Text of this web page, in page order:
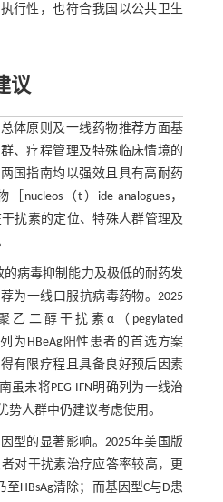
行性，也符合我国以公共卫生
议
体原则及一线药物推荐方面基
、疗程管理及特殊临床情境的
国指南均以强效且具有高耐药
nucleos（t）ide analogues，
扰素的定位、特殊人群管理及
的病毒抑制能力及极低的耐药发
为一线口服抗病毒药物。2025
二醇干扰素α（pegylated
列为HBeAg阳性患者的首选方案
有限疗程且具备良好预后因素
虽未将PEG-IFN明确列为一线治
人群中仍建议考虑使用。
因型的显著影响。2025年美国版
对干扰素治疗应答率较高，更
HBsAg清除；而基因型C与D患